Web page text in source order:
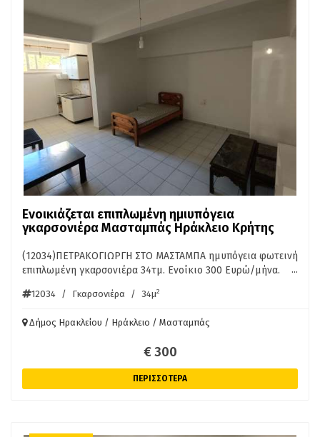
Ενοικιάζεται επιπλωμένη ημιυπόγεια
γκαρσονιέρα Μασταμπάς Ηράκλειο Κρήτης
(12034)ΠΕΤΡΑΚΟΓΙΩΡΓΗ ΣΤΟ ΜΑΣΤΑΜΠΑ ημυπόγεια φωτεινή
επιπλωμένη γκαρσονιέρα 34τμ. Ενοίκιο 300 Ευρώ/μήνα.
...
12034 / Γκαρσονιέρα / 34μ2
Δήμος Ηρακλείου / Ηράκλειο / Μασταμπάς
€ 300
ΠΕΡΙΣΣΟΤΕΡΑ